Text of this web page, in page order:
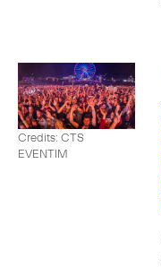
Credits: CTS
EVENTIM